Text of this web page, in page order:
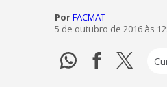
PorFACMAT
5 de outubro de 2016 às